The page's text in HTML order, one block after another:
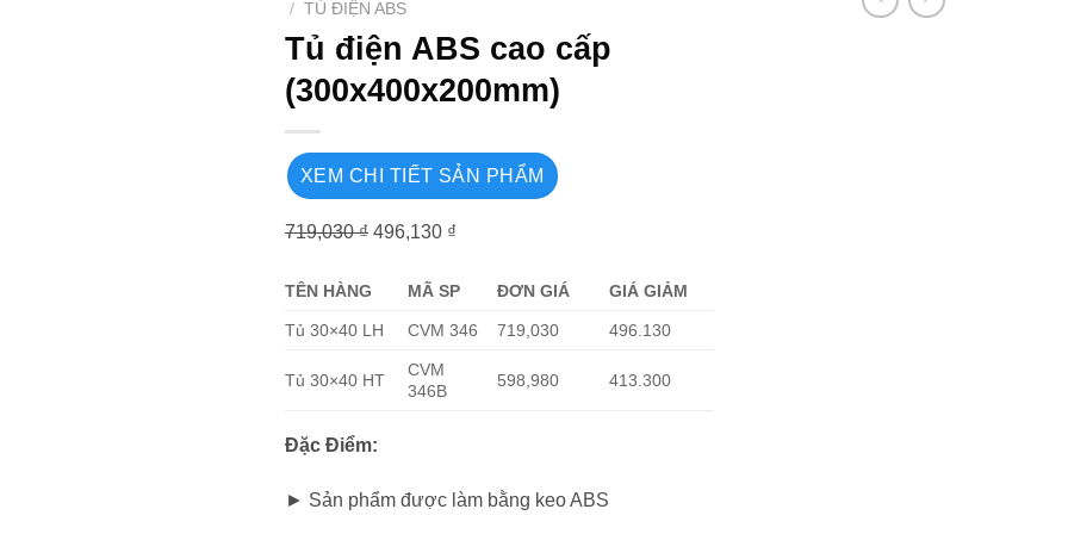
/ TỦ ĐIỆN ABS
Tủ điện ABS cao cấp
(300x400x200mm)
XEM CHI TIẾT SẢN PHẨM
719,030₫ 496,130 ₫
TÊN HÀNG MÃ SP ĐƠN GIÁ GIÁ GIẢM
Tủ 30×40 LH CVM 346 719,030 496.130
Tủ 30×40 HT
CVM
346B
598,980 413.300
Đặc Điểm:
► Sản phẩm được làm bằng keo ABS